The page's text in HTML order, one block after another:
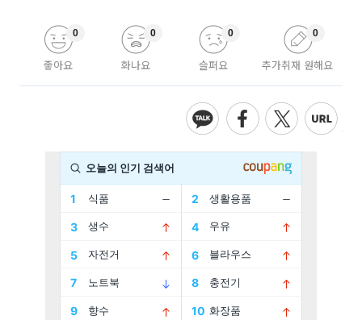
좋아요
0
화나요
0
슬퍼요
0
추가취재 원해요
0